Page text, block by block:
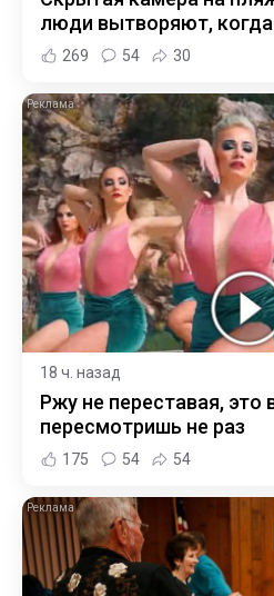
люди вытворяют, когда
269 54 30
18 ч. назад
Ржу не переставая, это
пересмотришь не раз
175 54 54